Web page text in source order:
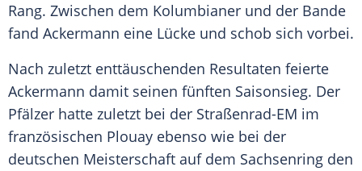
Rang. Zwischen dem Kolumbianer und der Bande
fand Ackermann eine Lücke und schob sich vorbei.
Nach zuletzt enttäuschenden Resultaten feierte
Ackermann damit seinen fünften Saisonsieg. Der
Pfälzer hatte zuletzt bei der Straßenrad-EM im
französischen Plouay ebenso wie bei der
deutschen Meisterschaft auf dem Sachsenring den